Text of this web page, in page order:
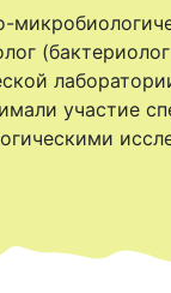
участие